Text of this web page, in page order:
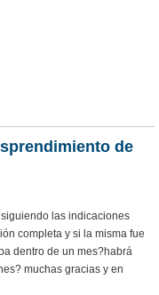
de
las indicaciones
completa y si la misma fue
dentro de un mes?habrá
muchas gracias y en